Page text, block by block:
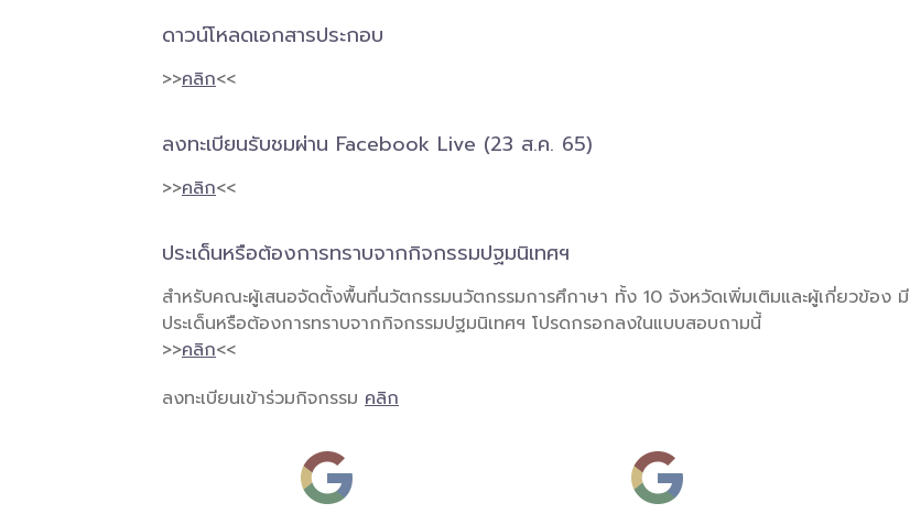
ดาวน์โหลดเอกสารประกอบ
>>คลิก<<
ลงทะเบียนรับชมผ่าน Facebook Live (23 ส.ค. 65)
>>คลิก<<
ประเด็นหรือต้องการทราบจากกิจกรรมปฐมนิเทศฯ
สำหรับคณะผู้เสนอจัดตั้งพื้นที่นวัตกรรมนวัตกรรมการศึกาษา ทั้ง 10 จังหวัดเพิ่มเติมและผู้เกี่ยวข้อง มี
ประเด็นหรือต้องการทราบจากกิจกรรมปฐมนิเทศฯ โปรดกรอกลงในแบบสอบถามนี้
>>คลิก<<
ลงทะเบียนเข้าร่วมกิจกรรม คลิก